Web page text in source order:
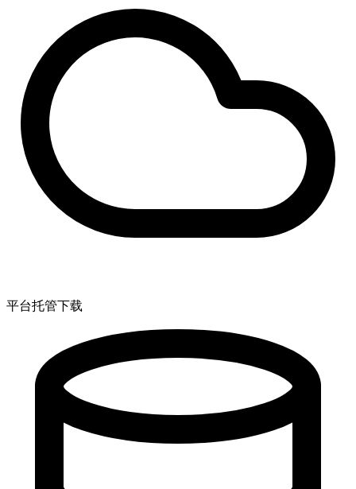
平台托管下载